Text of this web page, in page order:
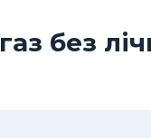
без